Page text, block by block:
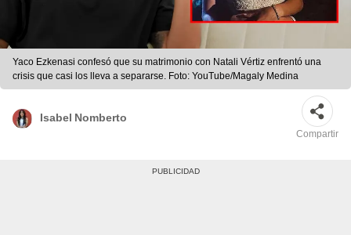
Yaco Ezkenasi confesó que su matrimonio con Natali Vértiz enfrentó una
crisis que casi los lleva a separarse. Foto: YouTube/Magaly Medina
Isabel Nomberto
Compartir